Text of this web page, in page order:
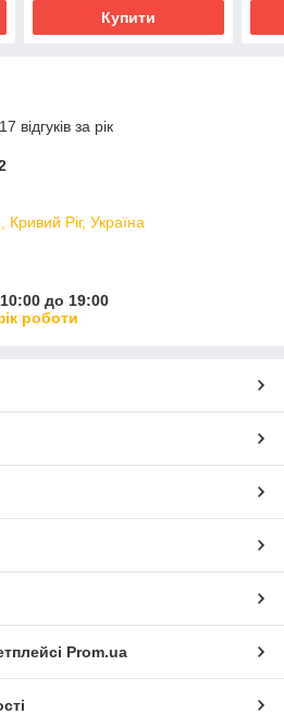
Купити
відгуків за рік
Кривий Ріг, Україна
до 19:00
роботи
Prom.ua